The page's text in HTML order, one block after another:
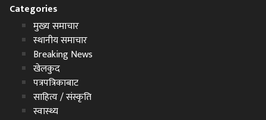
Categories
मुख्य समाचार
स्थानीय समाचार
Breaking News
खेलकुद
पत्रपत्रिकाबाट
साहित्य / संस्कृति
स्वास्थ्य